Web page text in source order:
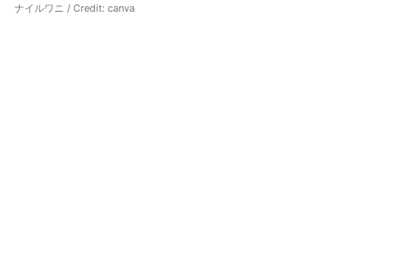
ナイルワニ / Credit: canva